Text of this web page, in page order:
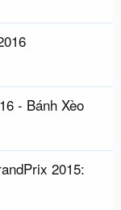
- Bánh Xèo
2015: